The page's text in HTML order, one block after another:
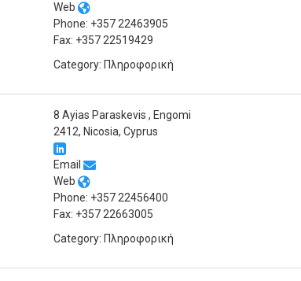
Web
Phone: +357 22463905
Fax: +357 22519429
Category: Πληροφορική
8 Ayias Paraskevis , Engomi
2412, Nicosia, Cyprus
Email
Web
Phone: +357 22456400
Fax: +357 22663005
Category: Πληροφορική